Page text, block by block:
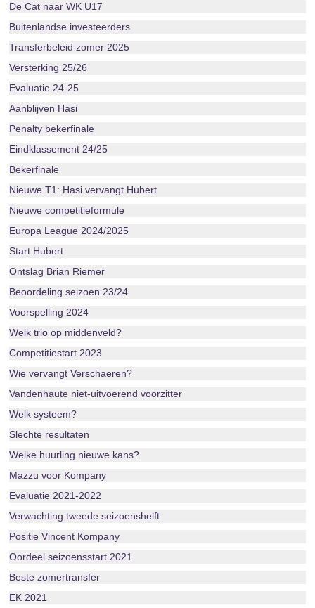
De Cat naar WK U17
Buitenlandse investeerders
Transferbeleid zomer 2025
Versterking 25/26
Evaluatie 24-25
Aanblijven Hasi
Penalty bekerfinale
Eindklassement 24/25
Bekerfinale
Nieuwe T1: Hasi vervangt Hubert
Nieuwe competitieformule
Europa League 2024/2025
Start Hubert
Ontslag Brian Riemer
Beoordeling seizoen 23/24
Voorspelling 2024
Welk trio op middenveld?
Competitiestart 2023
Wie vervangt Verschaeren?
Vandenhaute niet-uitvoerend voorzitter
Welk systeem?
Slechte resultaten
Welke huurling nieuwe kans?
Mazzu voor Kompany
Evaluatie 2021-2022
Verwachting tweede seizoenshelft
Positie Vincent Kompany
Oordeel seizoensstart 2021
Beste zomertransfer
EK 2021